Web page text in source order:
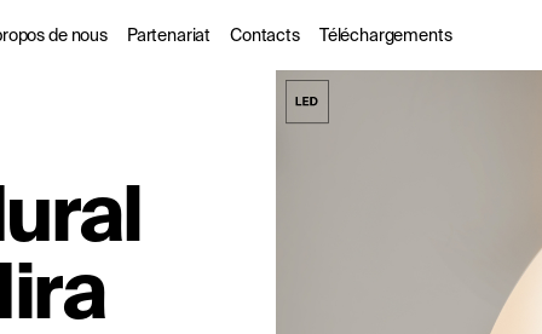
de nous Partenariat
commerciaux
Contacts Téléchargements